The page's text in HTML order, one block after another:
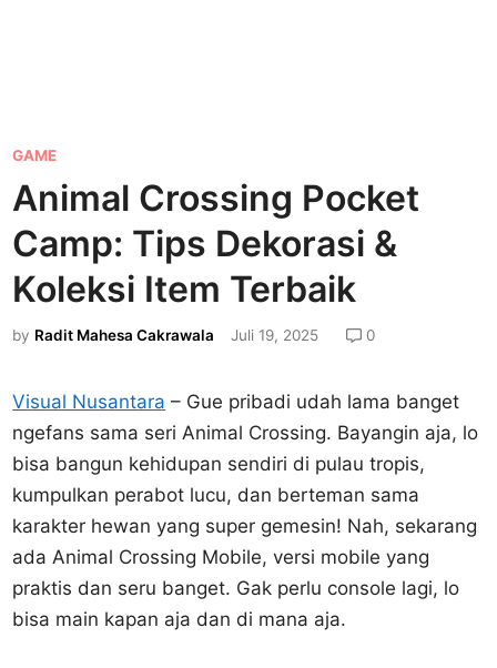
P
o
s
t
e
d
i
GAME
Animal Crossing Pocket
Camp: Tips Dekorasi &
Koleksi Item Terbaik
by Radit Mahesa Cakrawala Juli 19, 2025 0
Visual Nusantara – Gue pribadi udah lama banget
ngefans sama seri Animal Crossing. Bayangin aja, lo
bisa bangun kehidupan sendiri di pulau tropis,
kumpulkan perabot lucu, dan berteman sama
karakter hewan yang super gemesin! Nah, sekarang
ada Animal Crossing Mobile, versi mobile yang
praktis dan seru banget. Gak perlu console lagi, lo
bisa main kapan aja dan di mana aja.